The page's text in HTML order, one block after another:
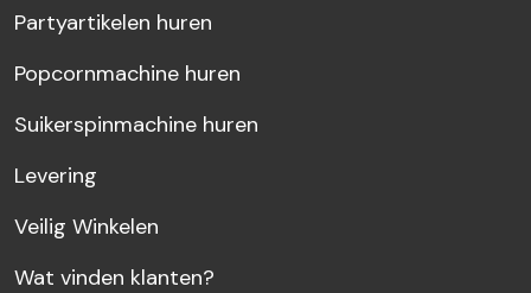
Partyartikelen huren
Popcornmachine huren
Suikerspinmachine huren
Levering
Veilig Winkelen
Wat vinden klanten?